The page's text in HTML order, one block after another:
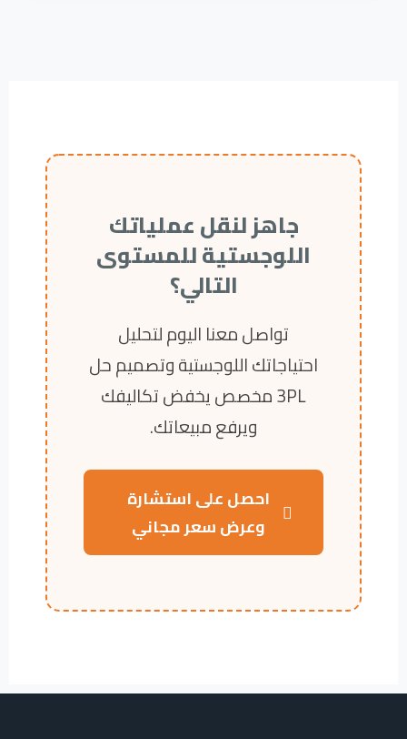
جاهز لنقل عملياتك
اللوجستية للمستوى
التالي؟
تواصل معنا اليوم لتحليل
احتياجاتك اللوجستية وتصميم حل
3PL مخصص يخفض تكاليفك
ويرفع مبيعاتك.
احصل على استشارة
وعرض سعر مجاني